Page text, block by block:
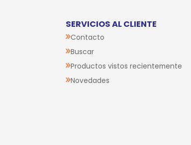
SERVICIOS AL CLIENTE
Contacto
Buscar
Productos vistos recientemente
Novedades